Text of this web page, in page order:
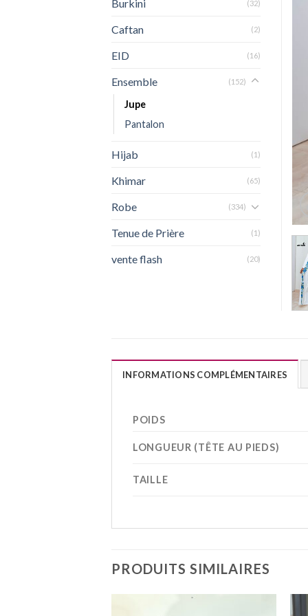
Burkini (32)
Caftan (2)
EID (16)
Ensemble (152)
Jupe
Pantalon
Hijab (1)
Khimar (65)
Robe (334)
Tenue de Prière (1)
vente flash (20)
INFORMATIONS COMPLÉMENTAIRES
POIDS
LONGUEUR (TÊTE AU PIEDS)
TAILLE
PRODUITS SIMILAIRES